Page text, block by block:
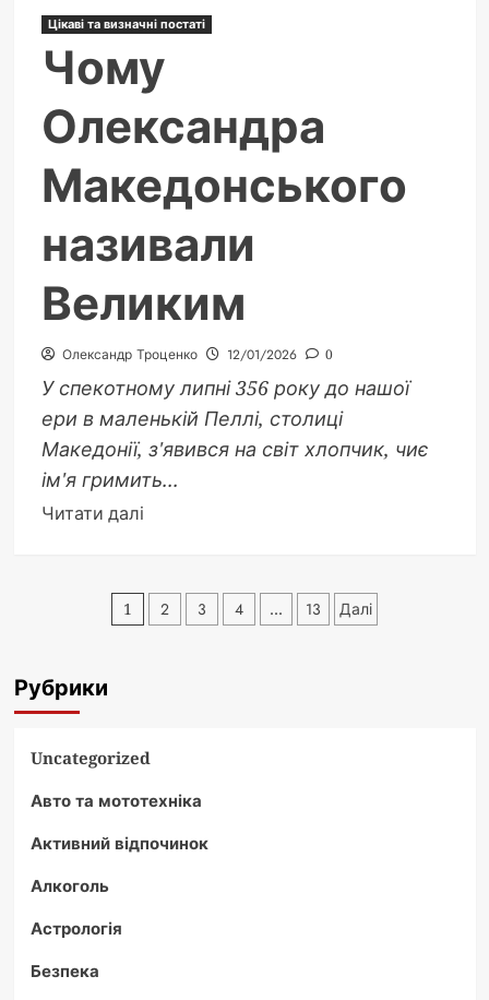
Цікаві та визначні постаті
Чому
Олександра
Македонського
називали
Великим
Олександр Троценко 12/01/2026 0
У спекотному липні 356 року до нашої
ери в маленькій Пеллі, столиці
Македонії, з'явився на світ хлопчик, чиє
ім'я гримить...
Читати даліДокладніше
Олександра
Македонського
Пагінація
1 2 3 4 … 13 Далі
Рубрики
Uncategorized
Авто та мототехніка
Активний відпочинок
Алкоголь
Астрологія
Безпека